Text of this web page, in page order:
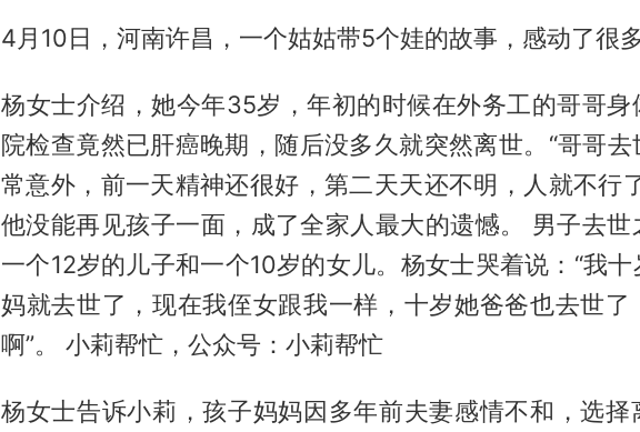
4月10日，河南许昌，一个姑姑带5个娃的故事，感动了很多
杨女士介绍，她今年35岁，年初的时候在外务工的哥哥身
院检查竟然已肝癌晚期，随后没多久就突然离世。“哥哥
常意外，前一天精神还很好，第二天天还不明，人就不行
他没能再见孩子一面，成了全家人最大的遗憾。 男子去世
一个12岁的儿子和一个10岁的女儿。杨女士哭着说：“我
妈就去世了，现在我侄女跟我一样，十岁她爸爸也去世了
啊”。 小莉帮忙，公众号：小莉帮忙
杨女士告诉小莉，孩子妈妈因多年前夫妻感情不和，选择